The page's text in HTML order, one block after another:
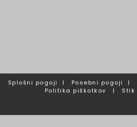
Splošni pogoji | Posebni pogoji |
Politika piškotkov
| Stik